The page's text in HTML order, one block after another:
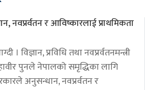
नवप्रर्वतन र आविष्कारलाई प्राथमिकता
। विज्ञान, प्रविधि तथा नवप्रर्वतनमन्त्री
पुनले नेपालको समृद्धिका लागि
अनुसन्धान, नवप्रर्वतन र